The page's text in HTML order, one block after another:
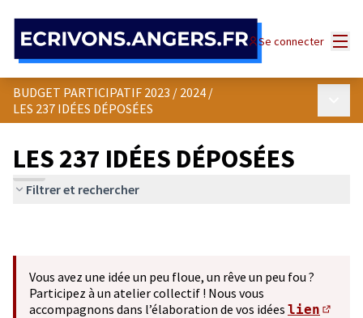
Se connecter
BUDGET PARTICIPATIF 2023 / 2024 /
LES 237 IDÉES DÉPOSÉES
LES 237 IDÉES DÉPOSÉES
Filtrer et rechercher
Vous avez une idée un peu floue, un rêve un peu fou ?
Participez à un atelier collectif ! Nous vous
accompagnons dans l’élaboration de vos idées lien